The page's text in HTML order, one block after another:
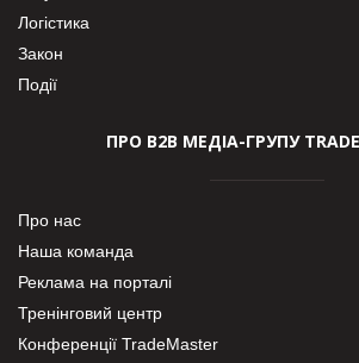
Логістика
Закон
Події
ПРО В2В МЕДІА-ГРУПУ
Про нас
Наша команда
Реклама на порталі
Тренінговий центр
Конференції TradeMaster